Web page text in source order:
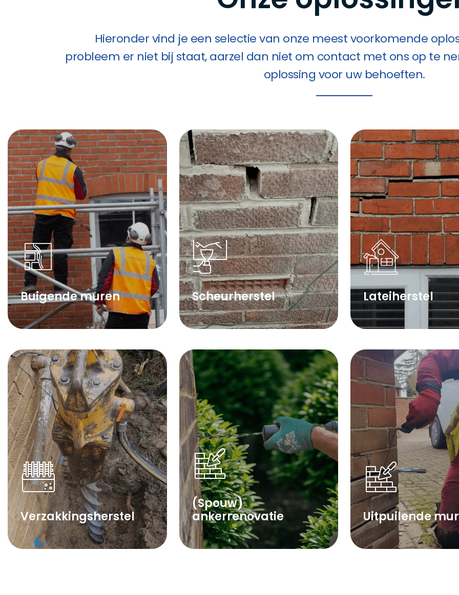
Hieronder vind je een selectie van onze meest voorkomende
probleem er niet bij staat, aarzel dan niet om contact met ons op te
oplossing voor uw behoeften.
Buigende muren Scheurherstel Lateiherstel
Verzakkingsherstel
(Spouw)
ankerrenovatie
Uitpuilende